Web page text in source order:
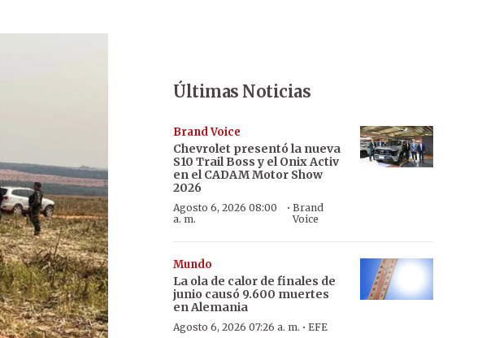
Últimas Noticias
Brand Voice
Chevrolet presentó la nueva
S10 Trail Boss y el Onix Activ
en el CADAM Motor Show
2026
Agosto 6, 2026 08:00
a. m.
·Brand
Voice
Mundo
La ola de calor de finales de
junio causó 9.600 muertes
en Alemania
Agosto 6, 2026 07:26 a. m. · EFE